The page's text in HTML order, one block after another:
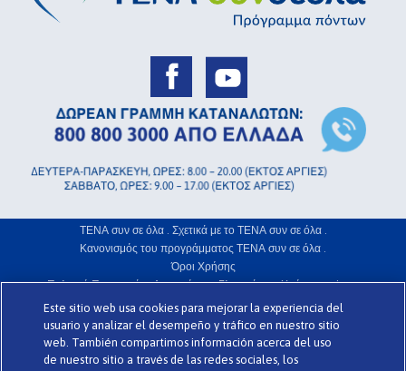
ΤΕΝΑ συν σε όλα . Σχετικά με το ΤΕΝΑ συν σε όλα .
Κανονισμός του προγράμματος ΤΕΝΑ συν σε όλα .
Όροι Χρήσης
Πολιτική Προστασίας Απορρήτου . Γλωσσάριο . Χρήση Cookies .
Την ιστοσελίδα σχεδίασε η webwww.codigomedia.es© Essity Hellas
Este sitio web usa cookies para mejorar la experiencia del
usuario y analizar el desempeño y tráfico en nuestro sitio
web. También compartimos información acerca del uso
de nuestro sitio a través de las redes sociales, los